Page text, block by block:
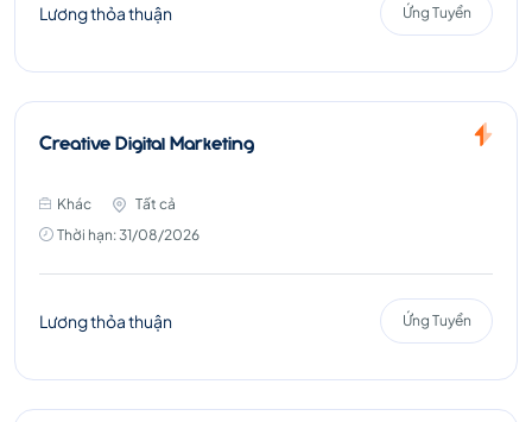
Lương thỏa thuận Ứng Tuyển
Creative Digital Marketing
Khác
Tất cả
Thời hạn: 31/08/2026
Lương thỏa thuận Ứng Tuyển